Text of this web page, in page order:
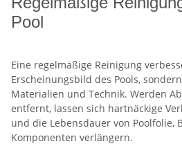
Pool
Eine regelmäßige Reinigung
Erscheinungsbild des Pools,
Materialien und Technik. Werden
entfernt, lassen sich hartnäckige
und die Lebensdauer von Poolfolie,
Komponenten verlängern.